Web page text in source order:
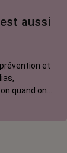
aussi
et
quand on